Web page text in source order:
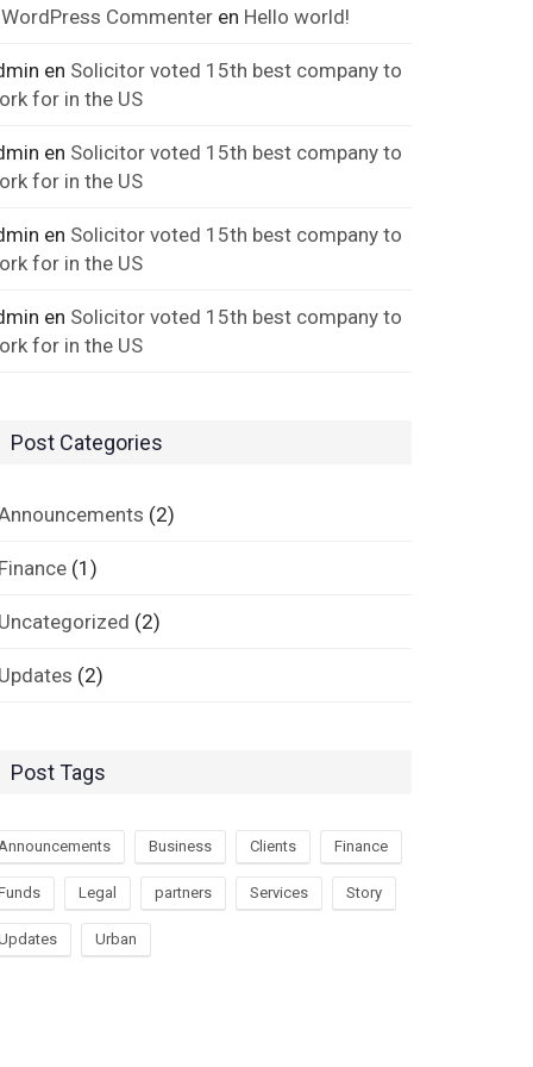
Commenter en Hello world!
en Solicitor voted 15th best company to
for in the US
en Solicitor voted 15th best company to
for in the US
en Solicitor voted 15th best company to
for in the US
en Solicitor voted 15th best company to
for in the US
Post Categories
(2)
Finance (1)
Uncategorized (2)
Updates (2)
Post Tags
Business Clients Finance
Legal partners Services Story
Urban